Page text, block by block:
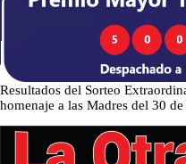
Resultados del Sorteo
homenaje a las Madres del 30